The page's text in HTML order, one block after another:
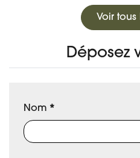
Voir tous
Déposez
Nom *